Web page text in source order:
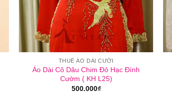
THUÊ ÁO DÀI CƯỚI
Áo Dài Cô Dâu Chim Đỏ Hạc Đính
Cườm ( KH L25)
500.000₫